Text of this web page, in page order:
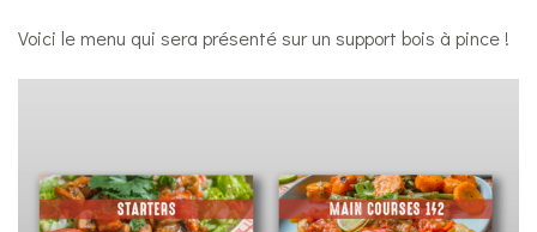
Voici le menu qui sera présenté sur un support bois à pince !